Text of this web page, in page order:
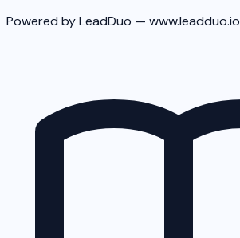
Powered by LeadDuo — www.leadduo.io